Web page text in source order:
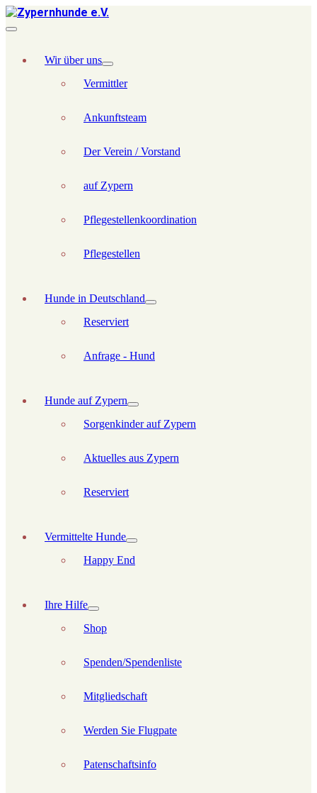
Wir über uns
Vermittler
Ankunftsteam
Der Verein / Vorstand
auf Zypern
Pflegestellenkoordination
Pflegestellen
Hunde in Deutschland
Reserviert
Anfrage - Hund
Hunde auf Zypern
Sorgenkinder auf Zypern
Aktuelles aus Zypern
Reserviert
Vermittelte Hunde
Happy End
Ihre Hilfe
Shop
Spenden/Spendenliste
Mitgliedschaft
Werden Sie Flugpate
Patenschaftsinfo